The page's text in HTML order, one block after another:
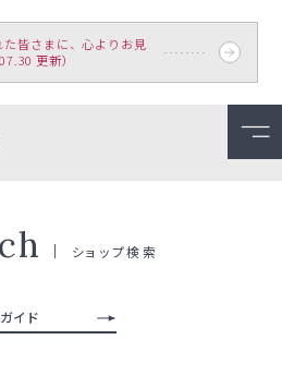
皆さまに、心よりお見
更新）
ショップ検索
イド